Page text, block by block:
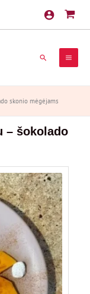
Paieška
skonio mėgėjams
– šokolado